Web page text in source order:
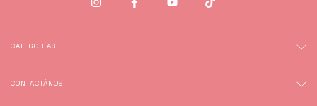
CATEGORÍAS
CONTACTÁNOS